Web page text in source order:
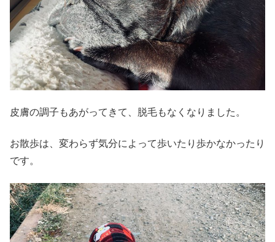
皮膚の調子もあがってきて、脱毛もなくなりました。
お散歩は、変わらず気分によって歩いたり歩かなかったり
です。